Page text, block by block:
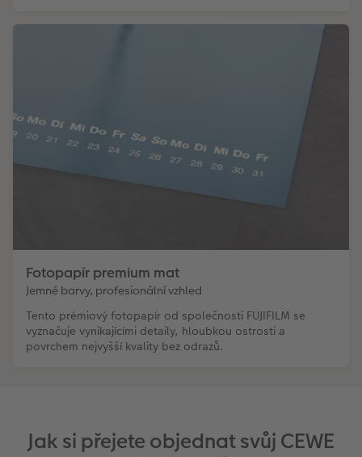
Fotopapír premium mat
Jemné barvy, profesionální vzhled
Tento prémiový fotopapír od společnosti FUJIFILM se
vyznačuje vynikajícími detaily, hloubkou ostrosti a
povrchem nejvyšší kvality bez odrazů.
Jak si přejete objednat svůj CEWE